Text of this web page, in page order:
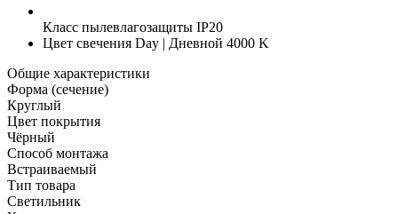
Класс пылевлагозащиты IP20
Цвет свечения Day | Дневной 4000 K
Общие характеристики
Форма (сечение)
Круглый
Цвет покрытия
Чёрный
Способ монтажа
Встраиваемый
Тип товара
Светильник